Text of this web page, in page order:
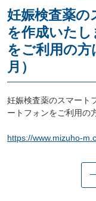
妊娠検査薬の
を作成いた
をご利用の
月）
妊娠検査薬のスマート
ートフォンをご利用の
https://www.mizuho-